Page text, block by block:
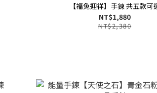
【福兔迎祥】手鍊 共五款可
NT$1,880
NT$2,380